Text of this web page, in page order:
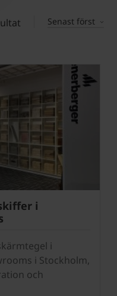
Senast först
i
i
i Stockholm,
och